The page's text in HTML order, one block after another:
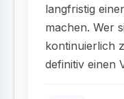
langfristig
machen. Wer
kontinuierlich
definitiv einen